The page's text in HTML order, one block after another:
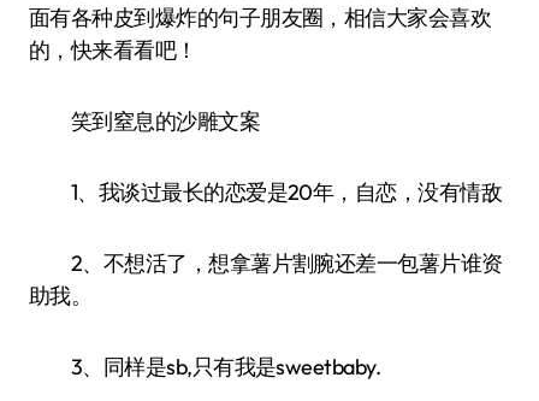
面有各种皮到爆炸的句子朋友圈，相信大家会喜欢
的，快来看看吧！
笑到窒息的沙雕文案
1、我谈过最长的恋爱是20年，自恋，没有情敌
2、不想活了，想拿薯片割腕还差一包薯片谁资
助我。
3、同样是sb,只有我是sweetbaby.